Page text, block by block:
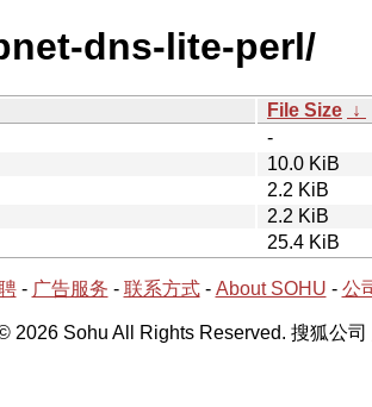
dns-lite-perl/
File Size ↓
-
10.0 KiB
2.2 KiB
2.2 KiB
25.4 KiB
- 广告服务 - 联系方式- About SOHU - 公
2026 Sohu All Rights Reserved. 搜狐公司